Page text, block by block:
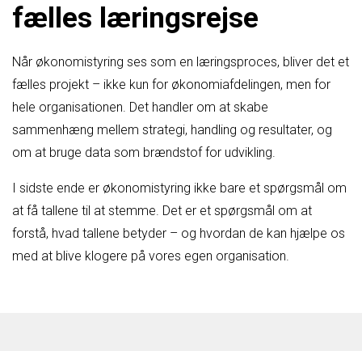
fælles læringsrejse
Når økonomistyring ses som en læringsproces, bliver det et
fælles projekt – ikke kun for økonomiafdelingen, men for
hele organisationen. Det handler om at skabe
sammenhæng mellem strategi, handling og resultater, og
om at bruge data som brændstof for udvikling.
I sidste ende er økonomistyring ikke bare et spørgsmål om
at få tallene til at stemme. Det er et spørgsmål om at
forstå, hvad tallene betyder – og hvordan de kan hjælpe os
med at blive klogere på vores egen organisation.